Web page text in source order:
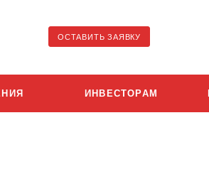
ОСТАВИТЬ ЗАЯВКУ
ИНВЕСТОРАМ